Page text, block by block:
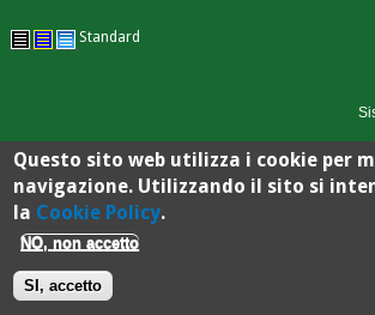
Standard
Questo sito web utilizza i cookie per
navigazione. Utilizzando il sito si
la Cookie Policy.
NO, non accetto
SI, accetto